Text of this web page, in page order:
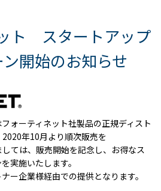
ト スタートアップ
開始のお知らせ
ォーティネット社製品の正規ディスト
年10月より順次販売を
ては、販売開始を記念し、お得なス
実施いたします。
ー企業様経由での提供となります。